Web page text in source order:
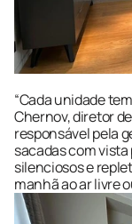
“Cada unidade
Chernov, diretor
responsável pela
sacadas com
silenciosos e
manhã ao ar livre